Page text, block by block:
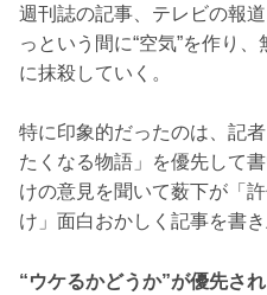
週刊誌の記事、テレビの報
っという間に“空気”を作り
に抹殺していく。
特に印象的だったのは、記
たくなる物語」を優先して
けの意見を聞いて薮下が「
け」面白おかしく記事を書き
“ウケるかどうか”が優先さ